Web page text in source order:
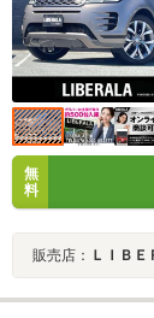
無
料
販売店： ＬＩＢ